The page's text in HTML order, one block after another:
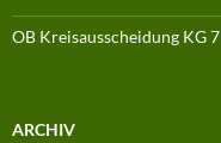
OB Kreisausscheidung KG 7
ARCHIV